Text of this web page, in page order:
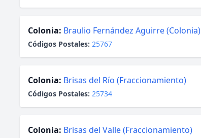
Colonia: Braulio Fernández Aguirre (Colonia)
Códigos Postales: 25767
Colonia: Brisas del Río (Fraccionamiento)
Códigos Postales: 25734
Colonia: Brisas del Valle (Fraccionamiento)